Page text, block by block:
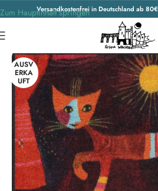
Versandkostenfrei in Deutschland ab 80€
Zum Hauptinhalt springen
AUSV
ERKA
UFT